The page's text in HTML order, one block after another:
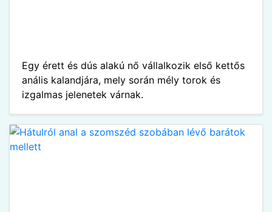
Egy érett és dús alakú nő vállalkozik első kettős
anális kalandjára, mely során mély torok és
izgalmas jelenetek várnak.